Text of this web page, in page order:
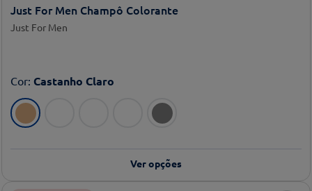
Just For Men Champô Colorante
Just For Men
Cor: Castanho Claro
Ver opções